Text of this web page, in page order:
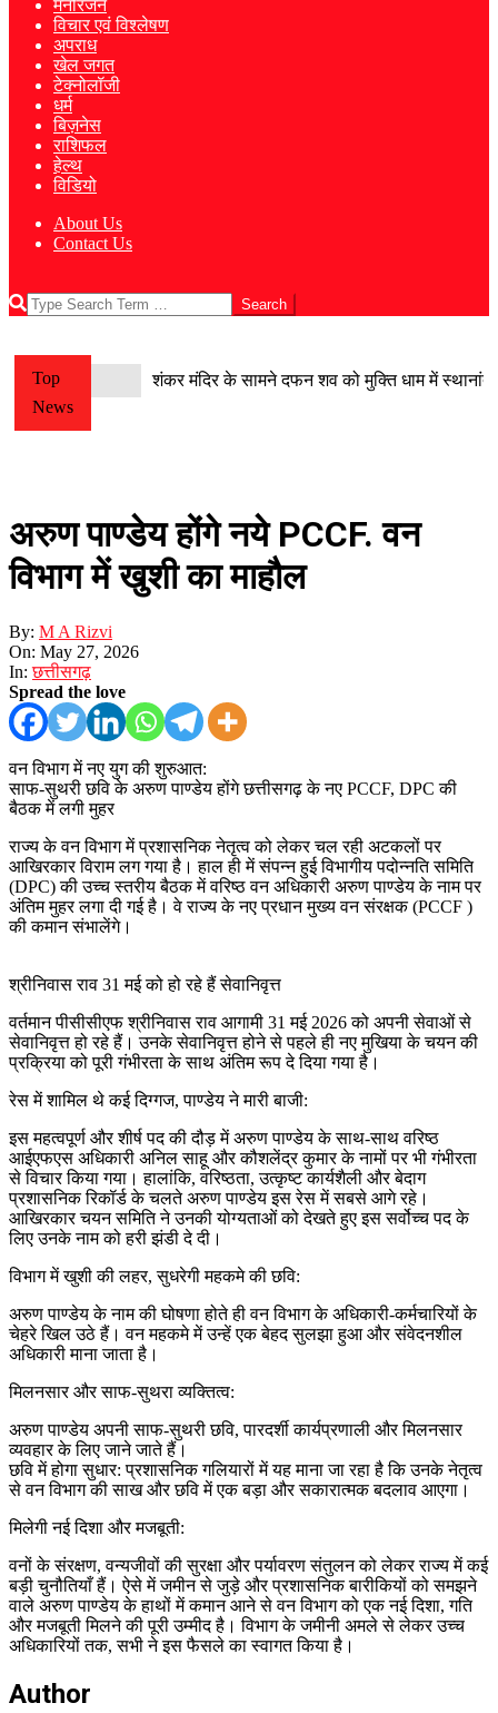
मनोरंजन
विचार एवं विश्लेषण
अपराध
खेल जगत
टेक्नोलॉजी
धर्म
बिज़नेस
राशिफल
हेल्थ
विडियो
About Us
Contact Us
Search
Top
News
शंकर मंदिर के सामने दफन शव को मुक्ति धाम में
अरुण पाण्डेय होंगे नये PCCF. वन
विभाग में खुशी का माहौल
By: M A Rizvi
On: May 27, 2026
In: छत्तीसगढ़
Spread the love
वन विभाग में नए युग की शुरुआत:
साफ-सुथरी छवि के अरुण पाण्डेय होंगे छत्तीसगढ़ के नए PCCF, DPC की
बैठक में लगी मुहर
राज्य के वन विभाग में प्रशासनिक नेतृत्व को लेकर चल रही अटकलों पर
आखिरकार विराम लग गया है। हाल ही में संपन्न हुई विभागीय पदोन्नति समिति
(DPC) की उच्च स्तरीय बैठक में वरिष्ठ वन अधिकारी अरुण पाण्डेय के नाम पर
अंतिम मुहर लगा दी गई है। वे राज्य के नए प्रधान मुख्य वन संरक्षक (PCCF )
की कमान संभालेंगे।
श्रीनिवास राव 31 मई को हो रहे हैं सेवानिवृत्त
वर्तमान पीसीसीएफ श्रीनिवास राव आगामी 31 मई 2026 को अपनी सेवाओं से
सेवानिवृत्त हो रहे हैं। उनके सेवानिवृत्त होने से पहले ही नए मुखिया के चयन की
प्रक्रिया को पूरी गंभीरता के साथ अंतिम रूप दे दिया गया है।
रेस में शामिल थे कई दिग्गज, पाण्डेय ने मारी बाजी:
इस महत्वपूर्ण और शीर्ष पद की दौड़ में अरुण पाण्डेय के साथ-साथ वरिष्ठ
आईएफएस अधिकारी अनिल साहू और कौशलेंद्र कुमार के नामों पर भी गंभीरता
से विचार किया गया। हालांकि, वरिष्ठता, उत्कृष्ट कार्यशैली और बेदाग
प्रशासनिक रिकॉर्ड के चलते अरुण पाण्डेय इस रेस में सबसे आगे रहे।
आखिरकार चयन समिति ने उनकी योग्यताओं को देखते हुए इस सर्वोच्च पद के
लिए उनके नाम को हरी झंडी दे दी।
विभाग में खुशी की लहर, सुधरेगी महकमे की छवि:
अरुण पाण्डेय के नाम की घोषणा होते ही वन विभाग के अधिकारी-कर्मचारियों के
चेहरे खिल उठे हैं। वन महकमे में उन्हें एक बेहद सुलझा हुआ और संवेदनशील
अधिकारी माना जाता है।
मिलनसार और साफ-सुथरा व्यक्तित्व:
अरुण पाण्डेय अपनी साफ-सुथरी छवि, पारदर्शी कार्यप्रणाली और मिलनसार
व्यवहार के लिए जाने जाते हैं।
छवि में होगा सुधार: प्रशासनिक गलियारों में यह माना जा रहा है कि उनके नेतृत्व
से वन विभाग की साख और छवि में एक बड़ा और सकारात्मक बदलाव आएगा।
मिलेगी नई दिशा और मजबूती:
वनों के संरक्षण, वन्यजीवों की सुरक्षा और पर्यावरण संतुलन को लेकर राज्य में कई
बड़ी चुनौतियाँ हैं। ऐसे में जमीन से जुड़े और प्रशासनिक बारीकियों को समझने
वाले अरुण पाण्डेय के हाथों में कमान आने से वन विभाग को एक नई दिशा, गति
और मजबूती मिलने की पूरी उम्मीद है। विभाग के जमीनी अमले से लेकर उच्च
अधिकारियों तक, सभी ने इस फैसले का स्वागत किया है।
Author